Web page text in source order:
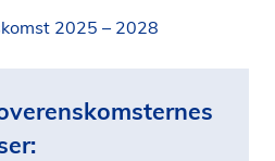
2025 – 2028